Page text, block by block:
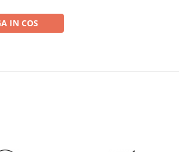
IN COS